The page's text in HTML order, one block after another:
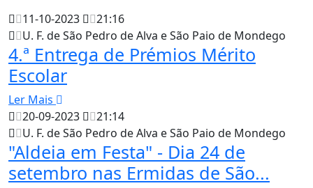
11-10-2023
21:16
U. F. de São Pedro de Alva e São Paio de Mondego
4.ª Entrega de Prémios Mérito
Escolar
Ler Mais
20-09-2023
21:14
U. F. de São Pedro de Alva e São Paio de Mondego
"Aldeia em Festa" - Dia 24 de
setembro nas Ermidas de São...